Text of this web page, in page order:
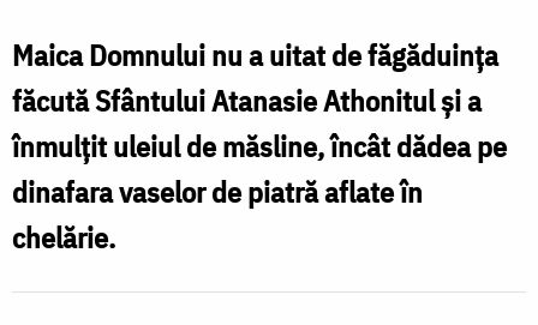
„Izvorâtoarea
de
untdelemn”
(Eleovrytissa)
de
Marea
Maica Domnului nu a uitat de făgăduinţa
făcută Sfântului Atanasie Athonitul şi a
înmulţit uleiul de măsline, încât dădea pe
dinafara vaselor de piatră aflate în
chelărie.